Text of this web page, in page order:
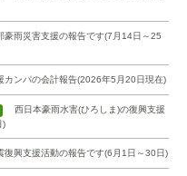
豪雨災害支援の報告です(7月14日～25
カンパの会計報告(2026年5月20日現在)
西日本豪雨水害(ひろしま)の復興支援
)
復興支援活動の報告です(6月1日～30日)